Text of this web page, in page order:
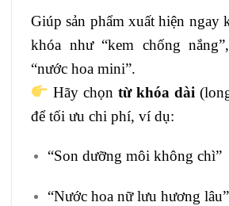
Giúp sản phẩm xuất hiện ngay
khóa như “kem chống
“nước hoa mini”.
Hãy chọn từ khóa dài
để tối ưu chi phí, ví dụ:
“Son dưỡng môi không chì”
“Nước hoa nữ lưu hương lâu”